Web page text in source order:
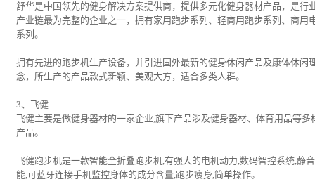
舒华是中国领先的健身解决方案提供商，提供多元化健身器材产品，是行
产业链最为完整的企业之一，拥有家用跑步系列、轻商用跑步系列、商用
系列。
拥有先进的跑步机生产设备，并引进国外最新的健身休闲产品及康体休闲
念，所生产的产品款式新颖、美观大方，适合多类人群。
3、飞健
飞健主要是做健身器材的一家企业,旗下产品涉及健身器材、体育用品等多
产品。
飞健跑步机是一款智能全折叠跑步机,有强大的电机动力,数码智控系统,静
能,可蓝牙连接手机监控身体的成分含量,跑步瘦身,简单操作。